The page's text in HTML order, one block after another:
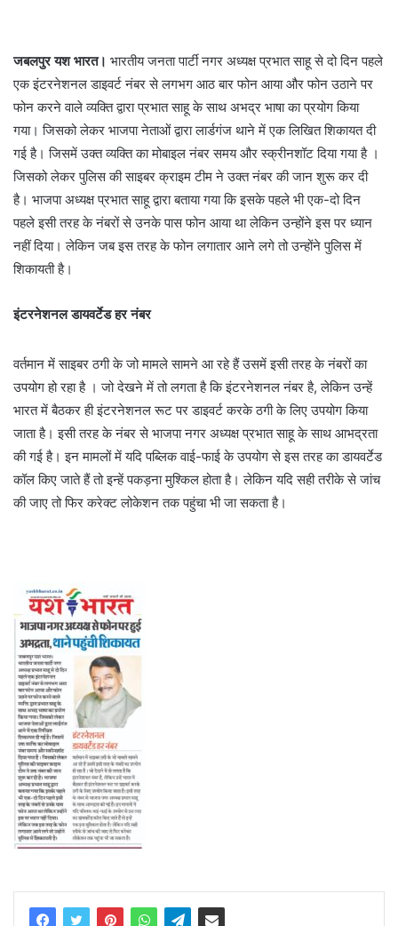
जबलपुर यश भारत। भारतीय जनता पार्टी नगर अध्यक्ष प्रभात साहू से दो दिन पहले
एक इंटरनेशनल डाइवर्ट नंबर से लगभग आठ बार फोन आया और फोन उठाने पर
फोन करने वाले व्यक्ति द्वारा प्रभात साहू के साथ अभद्र भाषा का प्रयोग किया
गया। जिसको लेकर भाजपा नेताओं द्वारा लार्डगंज थाने में एक लिखित शिकायत दी
गई है। जिसमें उक्त व्यक्ति का मोबाइल नंबर समय और स्क्रीनशॉट दिया गया है ।
जिसको लेकर पुलिस की साइबर क्राइम टीम ने उक्त नंबर की जान शुरू कर दी
है। भाजपा अध्यक्ष प्रभात साहू द्वारा बताया गया कि इसके पहले भी एक-दो दिन
पहले इसी तरह के नंबरों से उनके पास फोन आया था लेकिन उन्होंने इस पर ध्यान
नहीं दिया। लेकिन जब इस तरह के फोन लगातार आने लगे तो उन्होंने पुलिस में
शिकायती है।
इंटरनेशनल डायवर्टेड हर नंबर
वर्तमान में साइबर ठगी के जो मामले सामने आ रहे हैं उसमें इसी तरह के नंबरों का
उपयोग हो रहा है । जो देखने में तो लगता है कि इंटरनेशनल नंबर है, लेकिन उन्हें
भारत में बैठकर ही इंटरनेशनल रूट पर डाइवर्ट करके ठगी के लिए उपयोग किया
जाता है। इसी तरह के नंबर से भाजपा नगर अध्यक्ष प्रभात साहू के साथ आभद्रता
की गई है। इन मामलों में यदि पब्लिक वाई-फाई के उपयोग से इस तरह का डायवर्टेड
कॉल किए जाते हैं तो इन्हें पकड़ना मुश्किल होता है। लेकिन यदि सही तरीके से जांच
की जाए तो फिर करेक्ट लोकेशन तक पहुंचा भी जा सकता है।